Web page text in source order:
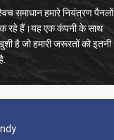
समाधान हमारे नियंत्रण पैनलों
रहे हैं।यह एक कंपनी के साथ
है जो हमारी जरूरतों को इतनी